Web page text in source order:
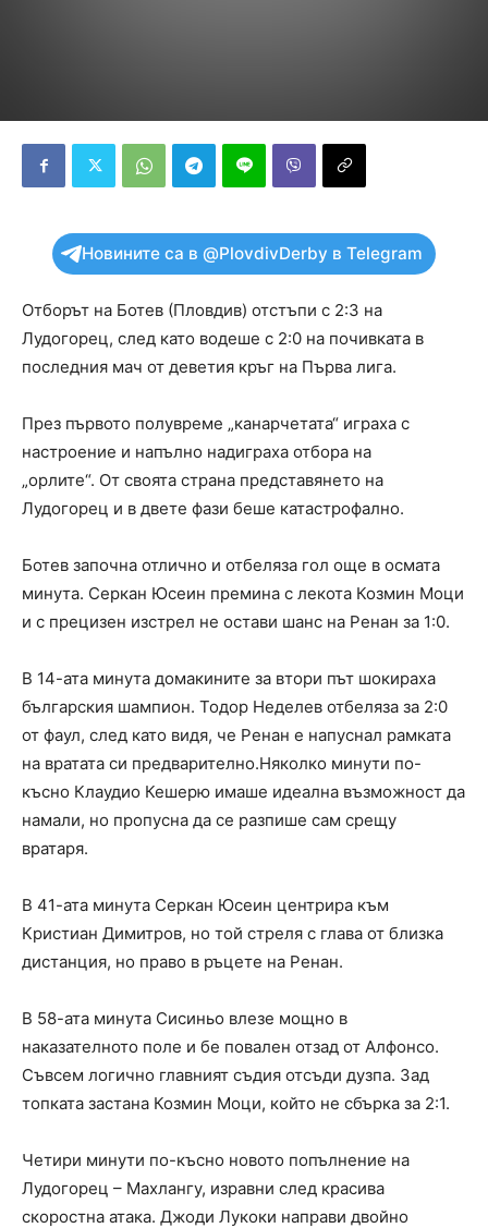
Новините са в @PlovdivDerby в Telegram
Отборът на Ботев (Пловдив) отстъпи с 2:3 на
Лудогорец, след като водеше с 2:0 на почивката в
последния мач от деветия кръг на Първа лига.
През първото полувреме „канарчетата“ играха с
настроение и напълно надиграха отбора на
„орлите“. От своята страна представянето на
Лудогорец и в двете фази беше катастрофално.
Ботев започна отлично и отбеляза гол още в осмата
минута. Серкан Юсеин премина с лекота Козмин Моци
и с прецизен изстрел не остави шанс на Ренан за 1:0.
В 14-ата минута домакините за втори път шокираха
българския шампион. Тодор Неделев отбеляза за 2:0
от фаул, след като видя, че Ренан е напуснал рамката
на вратата си предварително.Няколко минути по-
късно Клаудио Кешерю имаше идеална възможност да
намали, но пропусна да се разпише сам срещу
вратаря.
В 41-ата минута Серкан Юсеин центрира към
Кристиан Димитров, но той стреля с глава от близка
дистанция, но право в ръцете на Ренан.
В 58-ата минута Сисиньо влезе мощно в
наказателното поле и бе повален отзад от Алфонсо.
Съвсем логично главният съдия отсъди дузпа. Зад
топката застана Козмин Моци, който не сбърка за 2:1.
Четири минути по-късно новото попълнение на
Лудогорец – Махлангу, изравни след красива
скоростна атака. Джоди Лукоки направи двойно